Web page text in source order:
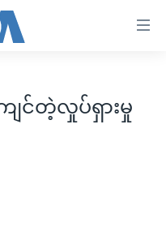
င်တဲ့လှုပ်ရှားမှု